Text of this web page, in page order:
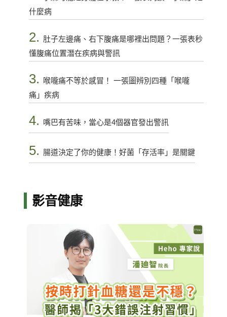
什麼病
2. 肚子左邊痛、右下腹痛是哪裡出問題？一張表秒
懂腹痛位置潛在疾病與警訊
3.
喉嚨痛不等於感冒！ 一張圖辨別四種「喉嚨
痛」疾病
4. 嘴巴有苦味，當心是4個器官發出警訊
5. 腸道決定了你的健康！好菌「存活率」是關鍵
影音健康